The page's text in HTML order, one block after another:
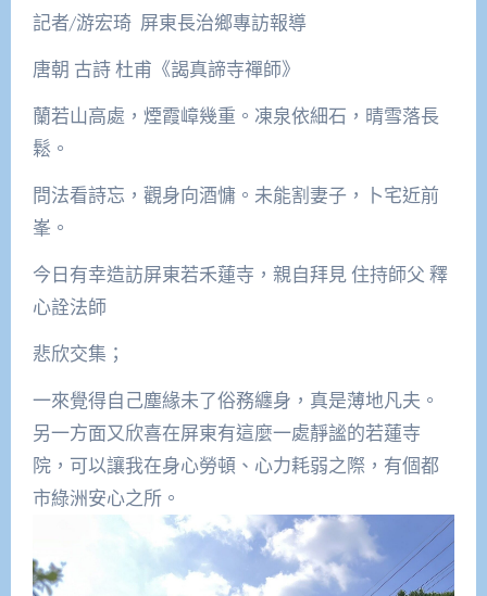
記者/游宏琦 屏東長治鄉專訪報導
唐朝 古詩 杜甫《謁真諦寺禪師》
蘭若山高處，煙霞嶂幾重。凍泉依細石，晴雪落長
鬆。
問法看詩忘，觀身向酒慵。未能割妻子，卜宅近前
峯。
今日有幸造訪屏東若禾蓮寺，親自拜見 住持師父 釋
心詮法師
悲欣交集；
一來覺得自己塵緣未了俗務纏身，真是薄地凡夫。
另一方面又欣喜在屏東有這麼一處靜謐的若蓮寺
院，可以讓我在身心勞頓、心力耗弱之際，有個都
市綠洲安心之所。